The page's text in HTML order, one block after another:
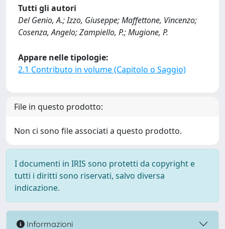
Tutti gli autori
Del Genio, A.; Izzo, Giuseppe; Maffettone, Vincenzo;
Cosenza, Angelo; Zampiello, P.; Mugione, P.
Appare nelle tipologie:
2.1 Contributo in volume (Capitolo o Saggio)
File in questo prodotto:
Non ci sono file associati a questo prodotto.
I documenti in IRIS sono protetti da copyright e
tutti i diritti sono riservati, salvo diversa
indicazione.
Informazioni